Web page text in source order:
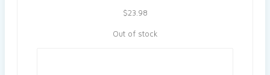
$23.98
Out of stock